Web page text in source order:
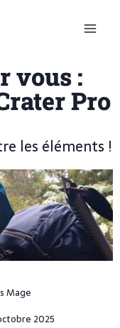
vous :
Pro
les éléments !
Mage
2025